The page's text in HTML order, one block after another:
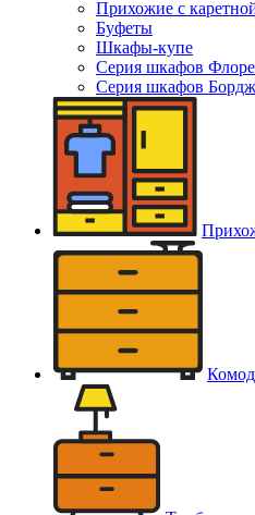
Прихожие с
Буфеты
Шкафы-купе
Серия шкафов
Серия шкафов